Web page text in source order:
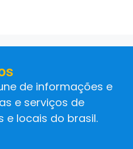
de informações e
e serviços de
e locais do brasil.